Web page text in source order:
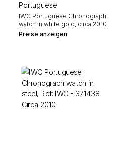
Portuguese
IWC Portuguese Chronograph
watch in white gold, circa 2010
Preise anzeigen